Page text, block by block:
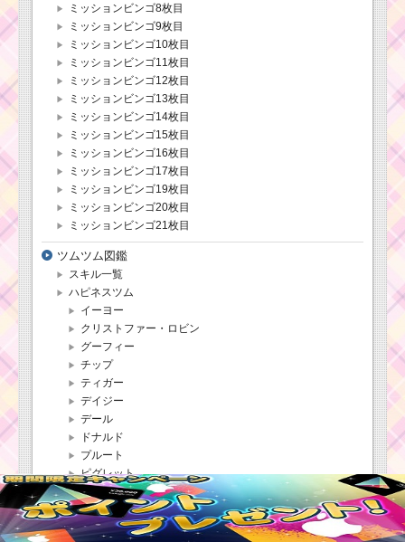
ミッションビンゴ8枚目
ミッションビンゴ9枚目
ミッションビンゴ10枚目
ミッションビンゴ11枚目
ミッションビンゴ12枚目
ミッションビンゴ13枚目
ミッションビンゴ14枚目
ミッションビンゴ15枚目
ミッションビンゴ16枚目
ミッションビンゴ17枚目
ミッションビンゴ19枚目
ミッションビンゴ20枚目
ミッションビンゴ21枚目
ツムツム図鑑
スキル一覧
ハピネスツム
イーヨー
クリストファー・ロビン
グーフィー
チップ
ティガー
デイジー
デール
ドナルド
プルート
ピグレット
プー
ミッキー
ミニー